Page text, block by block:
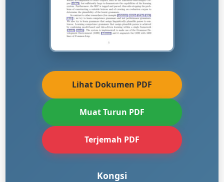
Lihat Dokumen PDF
Muat Turun PDF
Terjemah PDF
Kongsi